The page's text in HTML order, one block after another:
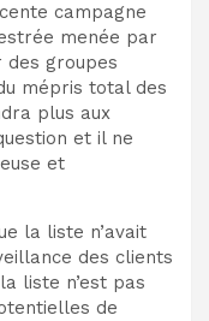
campagne
menée par
des groupes
mépris total des
plus aux
et il ne
et
la liste n’avait
des clients
liste n’est pas
de